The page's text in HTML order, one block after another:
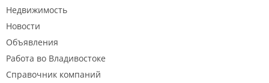
Недвижимость
Новости
Объявления
Работа во Владивостоке
Справочник компаний